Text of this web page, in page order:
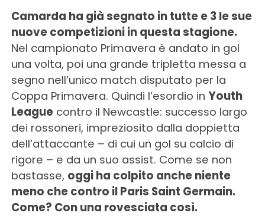
Camarda ha già segnato in tutte e 3 le sue
nuove competizioni in questa stagione.
Nel campionato Primavera è andato in gol
una volta, poi una grande tripletta messa a
segno nell’unico match disputato per la
Coppa Primavera. Quindi l’esordio in Youth
Leaguecontro il Newcastle: successo largo
dei rossoneri, impreziosito dalla doppietta
dell’attaccante – di cui un gol su calcio di
rigore – e da un suo assist. Come se non
bastasse, oggi ha colpito anche niente
meno che contro il Paris Saint Germain.
Come? Con una rovesciata così.